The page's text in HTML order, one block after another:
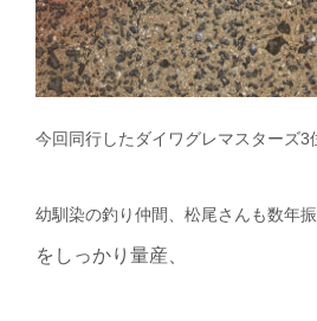
今回同行したダイワグレマスターズ3
幼馴染の釣り仲間、松尾さんも数年
をしっかり 量産、